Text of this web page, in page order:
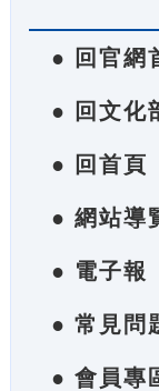
● 回官網
● 回文化
● 回首頁
● 網站導
● 電子報
● 常見問
● 會員專